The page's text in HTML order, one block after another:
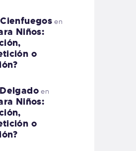
en
Niños:
o
en
Niños:
o